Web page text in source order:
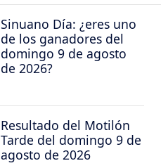
Sinuano Día: ¿eres uno
de los ganadores del
domingo 9 de agosto
de 2026?
Resultado del Motilón
Tarde del domingo 9 de
agosto de 2026